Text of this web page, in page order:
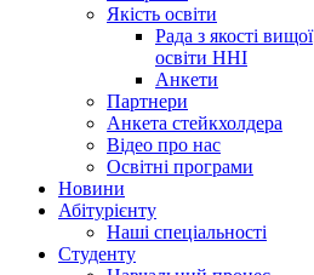
Якість освіти
Рада з якості вищої
освіти ННІ
Анкети
Партнери
Анкета стейкхолдера
Відео про нас
Освітні програми
Hовини
Абітурієнту
Наші спеціальності
Студенту